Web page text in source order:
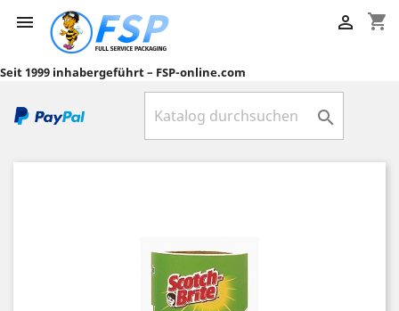
 shopping_cart

Seit 1999 inhabergeführt – FSP-online.com
